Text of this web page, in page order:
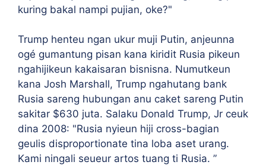
kuring bakal nampi pujian, oke?"
Trump henteu ngan ukur muji Putin, anjeunna
ogé gumantung pisan kana kiridit Rusia pikeun
ngahijikeun kakaisaran bisnisna. Numutkeun
kana Josh Marshall, Trump ngahutang bank
Rusia sareng hubungan anu caket sareng Putin
sakitar $630 juta. Salaku Donald Trump, Jr ceuk
dina 2008: "Rusia nyieun hiji cross-bagian
geulis disproportionate tina loba aset urang.
Kami ningali seueur artos tuang ti Rusia. ”